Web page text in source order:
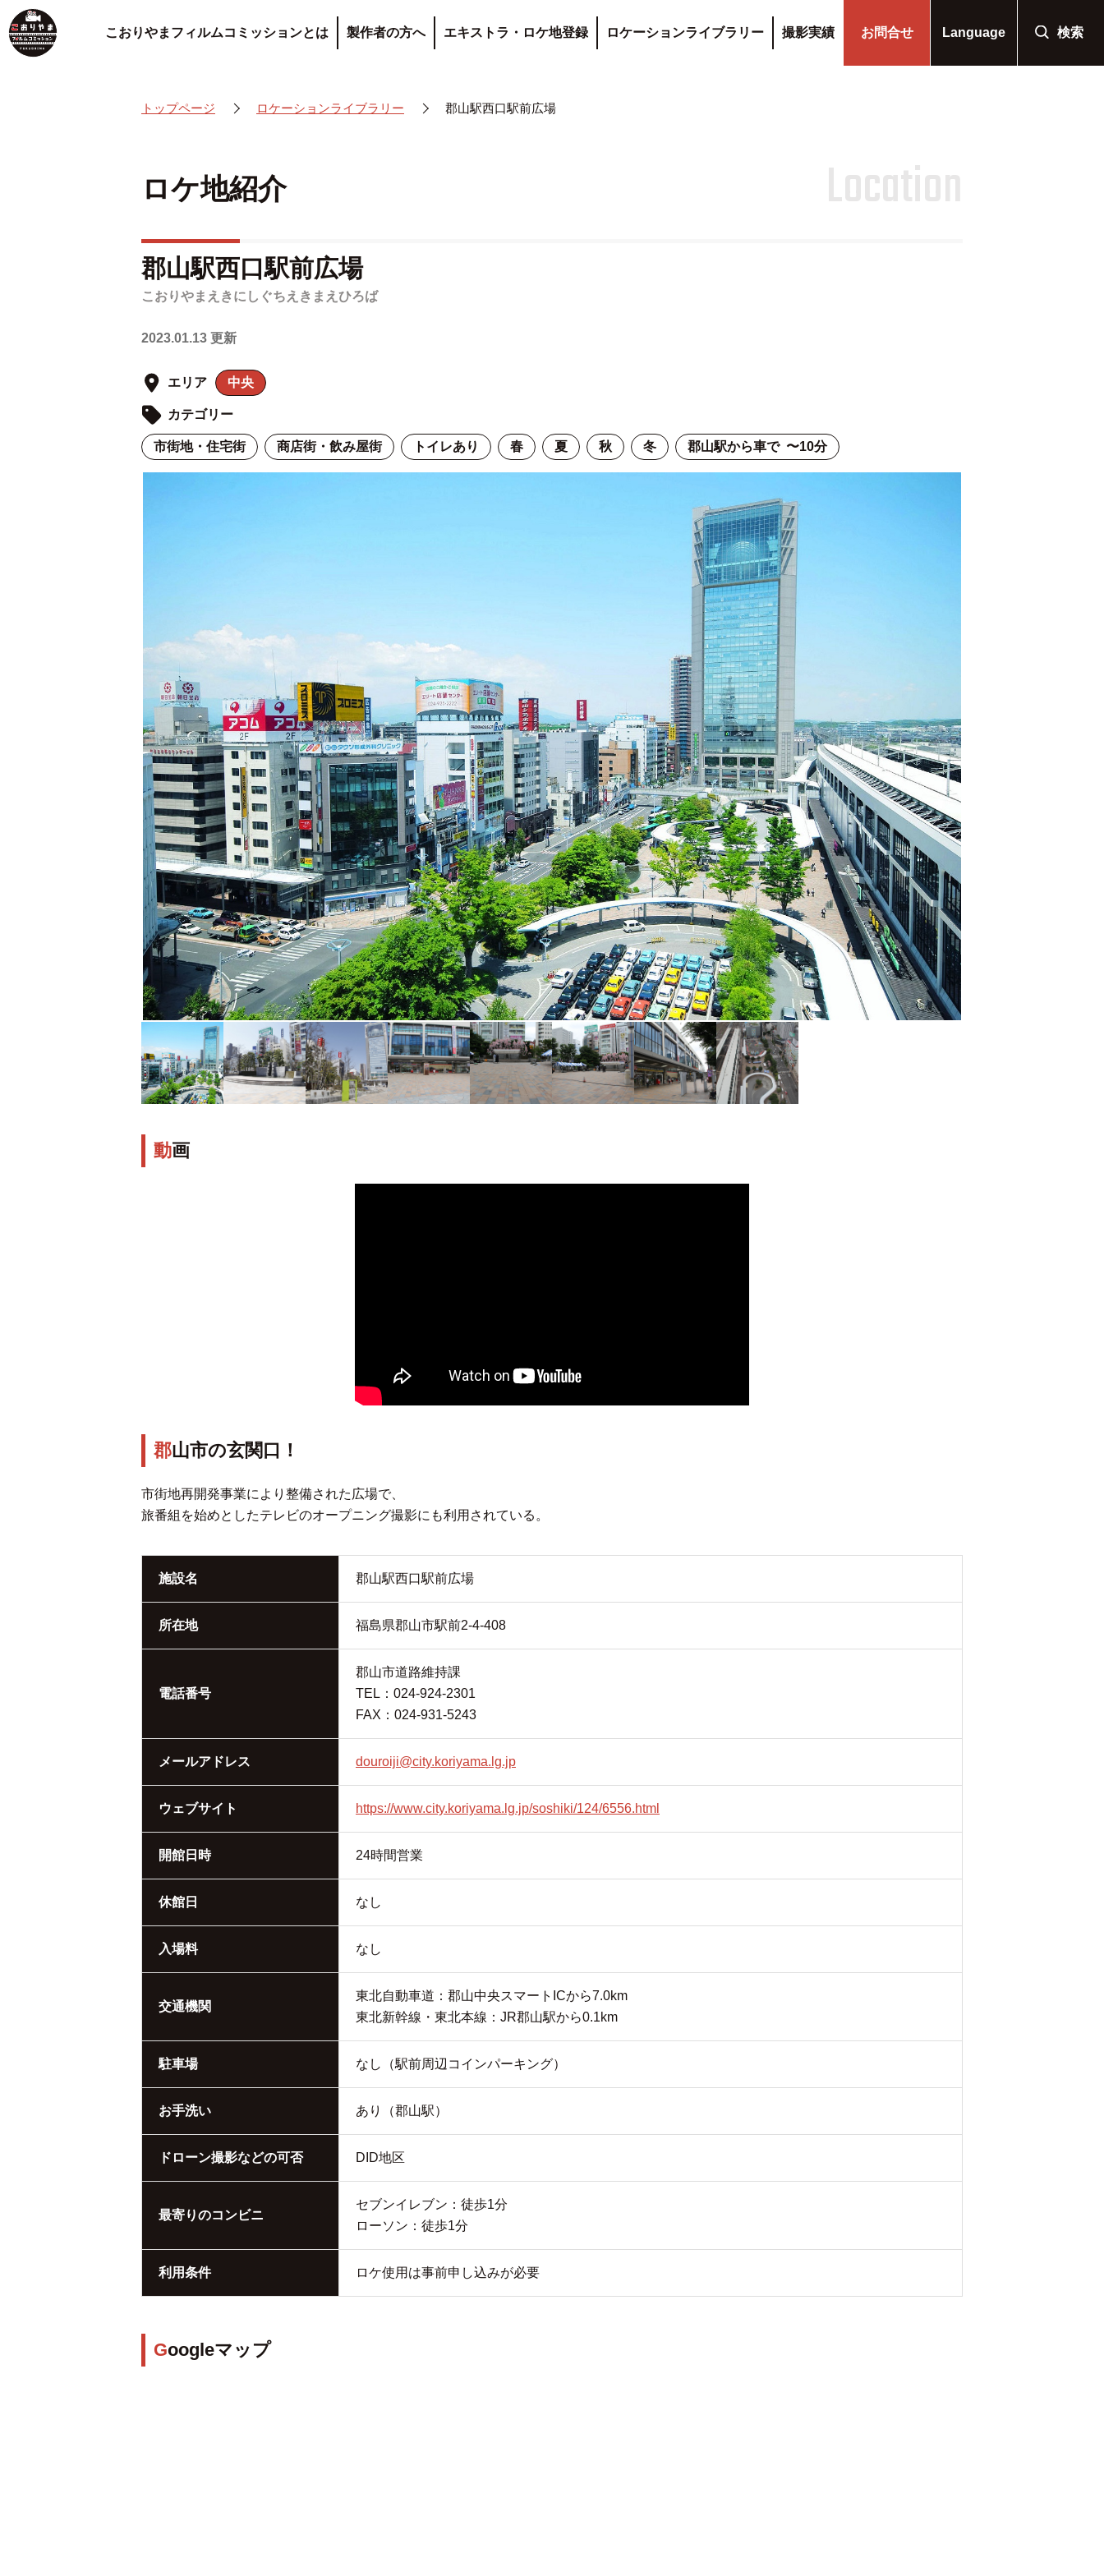
こおりやまフィルムコミッションとは 製作者の方へ エキストラ・ロケ地登録 ロケーションライブラリー 撮影実績 お問合せ Language 検索
トップページ ロケーションライブラリー 郡山駅西口駅前広場
ロケ地紹介 Location
郡山駅西口駅前広場
こおりやまえきにしぐちえきまえひろば
2023.01.13 更新
エリア 中央
カテゴリー
市街地・住宅街 商店街・飲み屋街 トイレあり 春 夏 秋 冬 郡山駅から車で 〜10分
動画
郡山市の玄関口！
市街地再開発事業により整備された広場で、
旅番組を始めとしたテレビのオープニング撮影にも利用されている。
施設名 郡山駅西口駅前広場
所在地 福島県郡山市駅前2-4-408
電話番号
郡山市道路維持課
TEL：024-924-2301
FAX：024-931-5243
メールアドレス douroiji@city.koriyama.lg.jp
ウェブサイト https://www.city.koriyama.lg.jp/soshiki/124/6556.html
開館日時 24時間営業
休館日 なし
入場料 なし
交通機関
東北自動車道：郡山中央スマートICから7.0km
東北新幹線・東北本線：JR郡山駅から0.1km
駐車場 なし（駅前周辺コインパーキング）
お手洗い あり（郡山駅）
ドローン撮影などの可否 DID地区
最寄りのコンビニ
セブンイレブン：徒歩1分
ローソン：徒歩1分
利用条件 ロケ使用は事前申し込みが必要
Googleマップ